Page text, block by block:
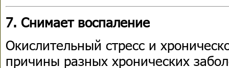
7. Снимает воспаление
Окислительный стресс и
причины разных хронических